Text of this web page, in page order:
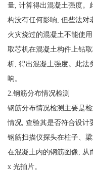
量, 计算得出混凝土强度。
构没有任何影响, 但些法对
火灾烧过的混凝土不能使
取芯机在混凝土构件上钻
析, 得出混凝土强度。此法
响。
2.钢筋分布情况检测
钢筋分布情况检测主要是
情况, 查验其是否符合设计
钢筋扫描仪探头在柱子、
在混凝土内的钢筋图像, 从
x 光拍片。